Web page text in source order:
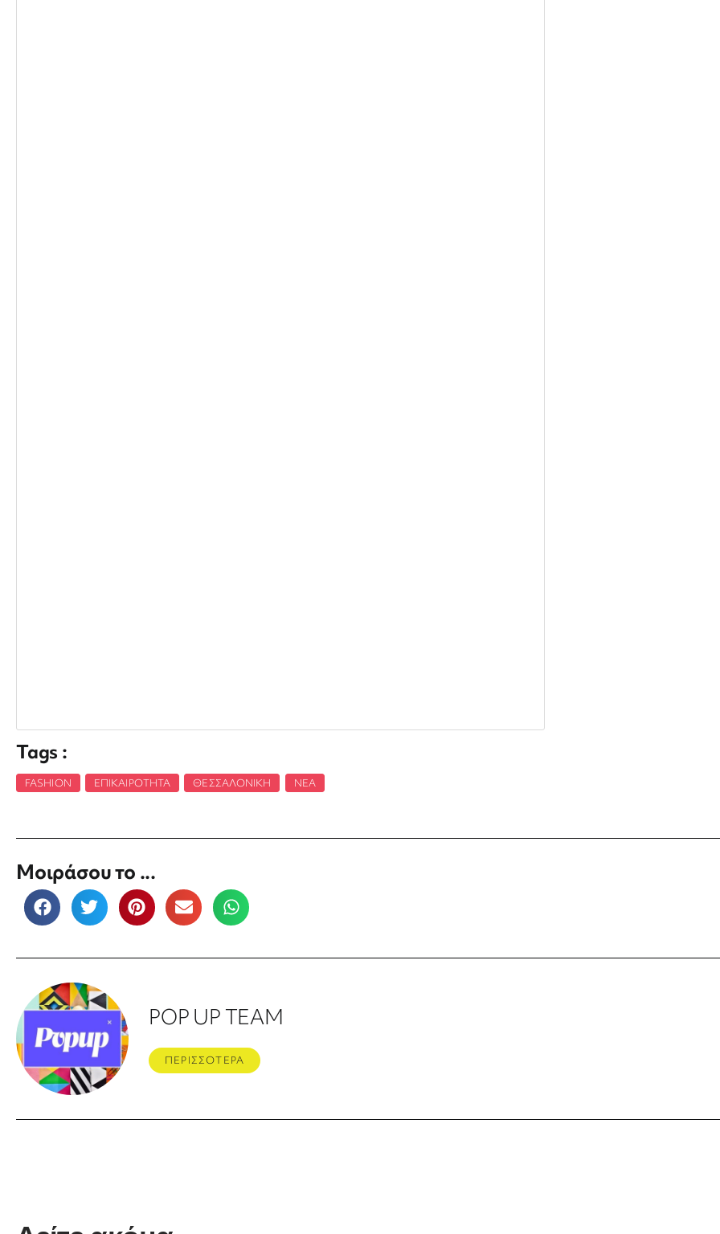
Tags :
FASHION ΕΠΙΚΑΙΡΌΤΗΤΑ ΘΕΣΣΑΛΟΝΊΚΗ ΝΈΑ
Μοιράσου το ...
POP UP TEAM
ΠΕΡΙΣΣΟΤΕΡΑ